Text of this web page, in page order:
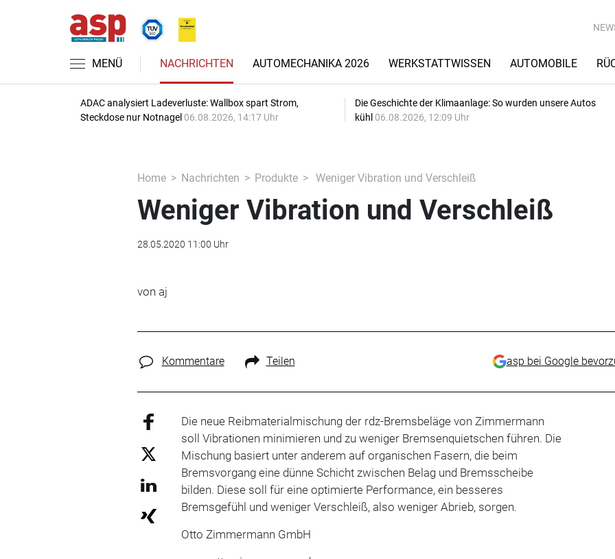
MENÜ NACHRICHTEN AUTOMECHANIKA 2026 WERKSTATTWISSEN AUTOMOBILE
ADAC analysiert Ladeverluste: Wallbox spart Strom,
Steckdose nur Notnagel 06.08.2026, 14:17 Uhr
Die Geschichte der Klimaanlage: So wurden unsere Autos
kühl 06.08.2026, 12:09 Uhr
Home Nachrichten Produkte Weniger Vibration und Verschleiß
Weniger Vibration und Verschleiß
28.05.2020 11:00 Uhr
von aj
Kommentare Teilen asp bei Google
Die neue Reibmaterialmischung der rdz-Bremsbeläge von Zimmermann
soll Vibrationen minimieren und zu weniger Bremsenquietschen führen. Die
Mischung basiert unter anderem auf organischen Fasern, die beim
Bremsvorgang eine dünne Schicht zwischen Belag und Bremsscheibe
bilden. Diese soll für eine optimierte Performance, ein besseres
Bremsgefühl und weniger Verschleiß, also weniger Abrieb, sorgen.
Otto Zimmermann GmbH